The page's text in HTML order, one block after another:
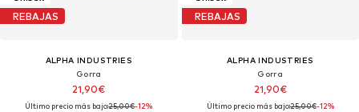
REBAJAS
ALPHA INDUSTRIES
Gorra
21,90€
Último precio más bajo:25,00€-12%
REBAJAS
ALPHA INDUSTRIES
Gorra
21,90€
Último precio más bajo:25,00€-12%